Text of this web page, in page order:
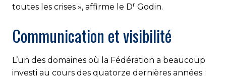
toutes les crises », affirme le Dr Godin.
Communication et visibilité
L’un des domaines où la Fédération a beaucoup
investi au cours des quatorze dernières années :